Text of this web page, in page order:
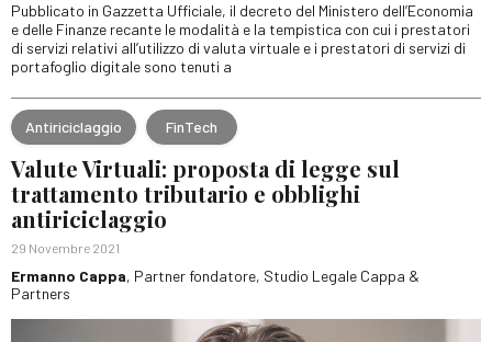
Pubblicato in Gazzetta Ufficiale, il decreto del Ministero dell’Economia
e delle Finanze recante le modalità e la tempistica con cui i prestatori
di servizi relativi all’utilizzo di valuta virtuale e i prestatori di servizi di
portafoglio digitale sono tenuti a
Antiriciclaggio FinTech
Valute Virtuali: proposta di legge sul
trattamento tributario e obblighi
antiriciclaggio
29 Novembre 2021
Ermanno Cappa, Partner fondatore, Studio Legale Cappa &
Partners